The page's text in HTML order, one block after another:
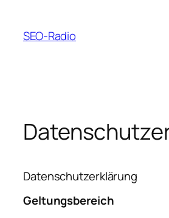
springen
SEO-Radio
Datenschutzerklärung
Geltungsbereich